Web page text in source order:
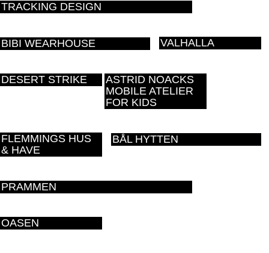
TRACKING DESIGN
BIBI WEARHOUSE VALHALLA
DESERT STRIKE
ASTRID NOACKS
MOBILE ATELIER
FOR KIDS
FLEMMINGS HUS
& HAVE
BÅL HYTTEN
PRAMMEN
OASEN